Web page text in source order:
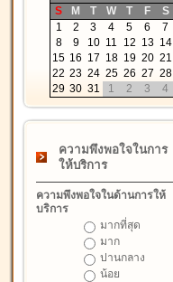
S
M T W T F
S
1
2 3 4 5 6
7
8
9 10 11 12 13 14
15 16 17 18 19 20 21
22 23 24 25 26 27 28
29 30 31 1 2 3 4
ความพึงพอใจในการ
ให้บริการ
ความพึงพอใจในด้านการให้
บริการ
มากที่สุด
มาก
ปานกลาง
น้อย